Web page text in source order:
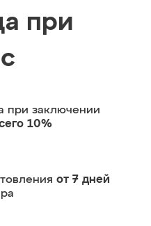
при
при заключении
10%
от 7 дней